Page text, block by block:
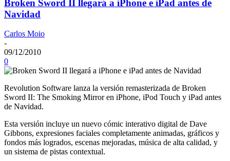
Broken Sword II llegará a iPhone e iPad antes de
Navidad
Carlos Moio
-
09/12/2010
0
Revolution Software lanza la versión remasterizada de Broken
Sword II: The Smoking Mirror en iPhone, iPod Touch y iPad antes
de Navidad.
Esta versión incluye un nuevo cómic interativo digital de Dave
Gibbons, expresiones faciales completamente animadas, gráficos y
fondos más logrados, escenas mejoradas, música de alta calidad, y
un sistema de pistas contextual.